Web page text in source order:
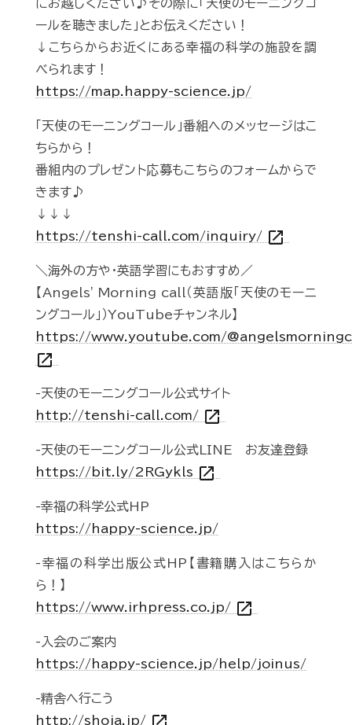
にお越しください♪その際に「天使のモーニングコ
ールを聴きました」とお伝えください！
↓こちらからお近くにある幸福の科学の施設を調
べられます！
https://map.happy-science.jp/
「天使のモーニングコール」番組へのメッセージはこ
ちらから！
番組内のプレゼント応募もこちらのフォームからで
きます♪
↓↓↓
https://tenshi-call.com/inquiry/ open_in_new
＼海外の方や・英語学習にもおすすめ／
【Angels' Morning call（英語版「天使のモーニ
ングコール」）YouTubeチャンネル】
https://www.youtube.com/
open_in_new
-天使のモーニングコール公式サイト
http://tenshi-call.com/ open_in_new
-天使のモーニングコール公式LINE お友達登録
https://bit.ly/2RGykls open_in_new
-幸福の科学公式HP
https://happy-science.jp/
-幸福の科学出版公式HP【書籍購入はこちらか
ら！】
https://www.irhpress.co.jp/ open_in_new
-入会のご案内
https://happy-science.jp/help/joinus/
-精舎へ行こう
http://shoja.jp/